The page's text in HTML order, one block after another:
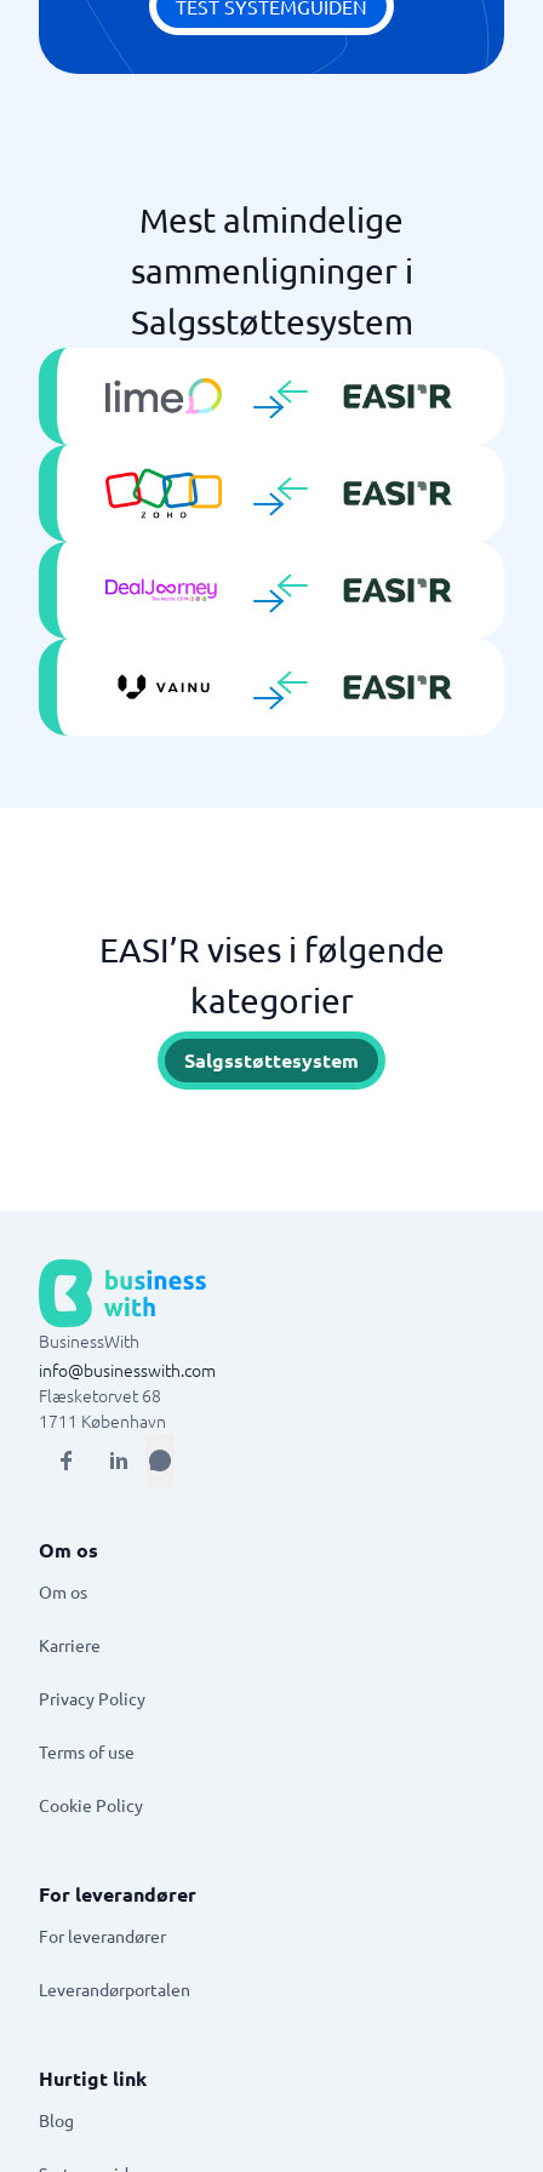
TEST SYSTEMGUIDEN
Mest almindelige
sammenligninger i
Salgsstøttesystem
EASI’R vises i følgende
kategorier
Salgsstøttesystem
BusinessWith
info@businesswith.com
Flæsketorvet 68
1711 København
Om os
Om os
Karriere
Privacy Policy
Terms of use
Cookie Policy
For leverandører
For leverandører
Leverandørportalen
Hurtigt link
Blog